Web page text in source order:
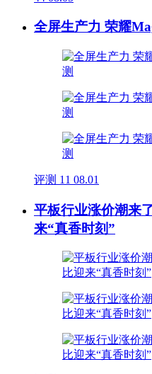
全屏生产力 荣耀
评测 11 08.01
平板行业涨价潮来
来“真香时刻”